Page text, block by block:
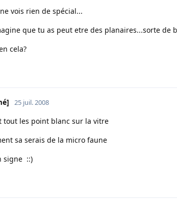
vois rien de spécial...
que tu as peut etre des planaires...sorte
cela?
25 juil. 2008
tout les point blanc sur la vitre
sa serais de la micro faune
signe ::)